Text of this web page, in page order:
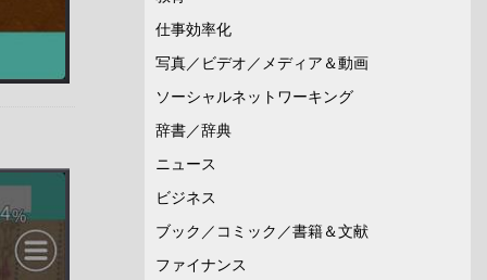
仕事効率化
写真／ビデオ／メディア＆動画
ソーシャルネットワーキング
辞書／辞典
ニュース
ビジネス
ブック／コミック／書籍＆文献
ファイナンス